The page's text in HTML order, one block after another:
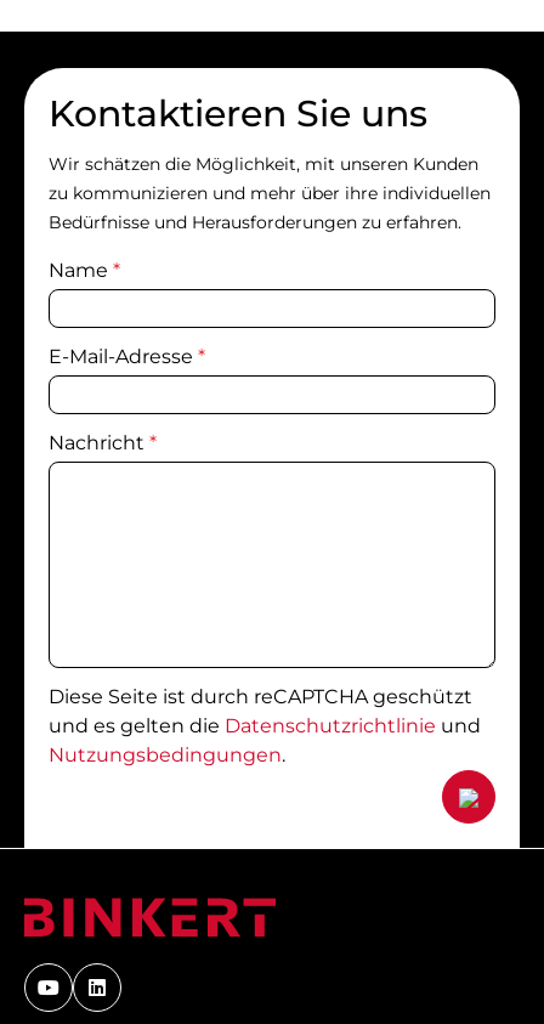
Kontaktieren Sie uns
Wir schätzen die Möglichkeit, mit unseren Kunden
zu kommunizieren und mehr über ihre individuellen
Bedürfnisse und Herausforderungen zu erfahren.
Name *
E-Mail-Adresse *
Nachricht *
Diese Seite ist durch reCAPTCHA geschützt
und es gelten die Datenschutzrichtlinie und
Nutzungsbedingungen.